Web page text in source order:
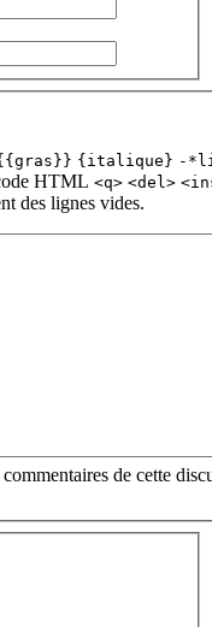
{italique} -
HTML <q> <del>
des lignes vides.
de cette